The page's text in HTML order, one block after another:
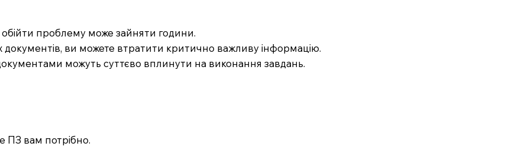
проблему може зайняти години.
ви можете втратити критично важливу інформацію.
можуть суттєво вплинути на виконання завдань.
ПЗ вам потрібно.